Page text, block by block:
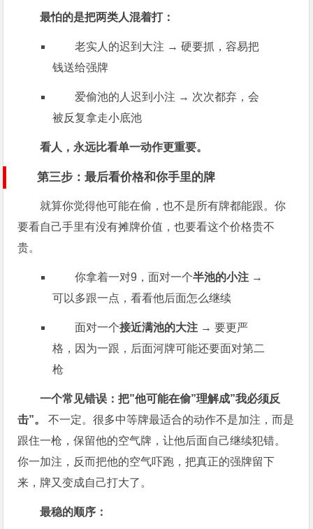
最怕的是把两类人混着打：
老实人的迟到大注 → 硬要抓，容易把
钱送给强牌
爱偷池的人迟到小注 → 次次都弃，会
被反复拿走小底池
看人，永远比看单一动作更重要。
第三步：最后看价格和你手里的牌
就算你觉得他可能在偷，也不是所有牌都能跟。你
要看自己手里有没有摊牌价值，也要看这个价格贵不
贵。
你拿着一对9，面对一个半池的小注 →
可以多跟一点，看看他后面怎么继续
面对一个接近满池的大注 → 要更严
格，因为一跟，后面河牌可能还要面对第二
枪
一个常见错误：把”他可能在偷”理解成”我必须反
击”。
不一定。很多中等牌最适合的动作不是加注，而是
跟住一枪，保留他的空气牌，让他后面自己继续犯错。
你一加注，反而把他的空气吓跑，把真正的强牌留下
来，牌又变成自己打大了。
最稳的顺序：